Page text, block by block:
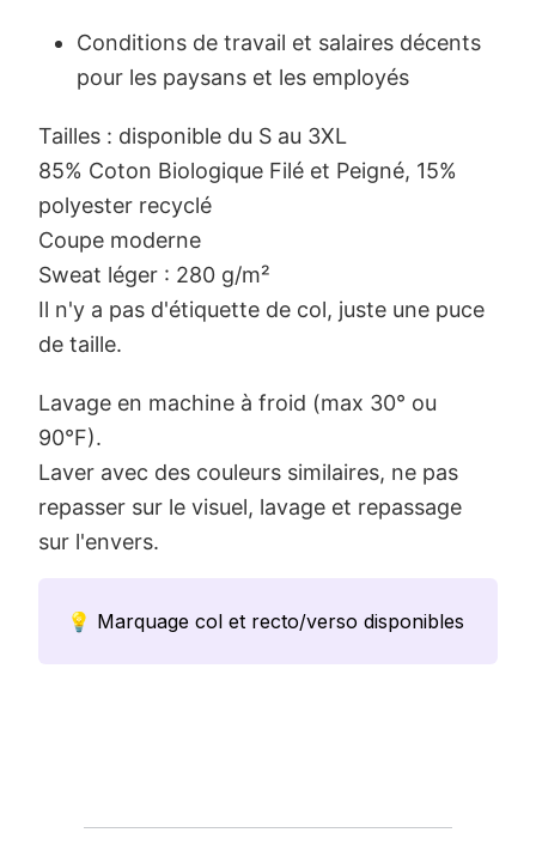
Conditions de travail et salaires décents
pour les paysans et les employés
Tailles : disponible du S au 3XL
85% Coton Biologique Filé et Peigné, 15%
polyester recyclé
Coupe moderne
Sweat léger : 280 g/m²
Il n'y a pas d'étiquette de col, juste une puce
de taille.
Lavage en machine à froid (max 30° ou
90°F).
Laver avec des couleurs similaires, ne pas
repasser sur le visuel, lavage et repassage
sur l'envers.
💡 Marquage col et recto/verso disponibles